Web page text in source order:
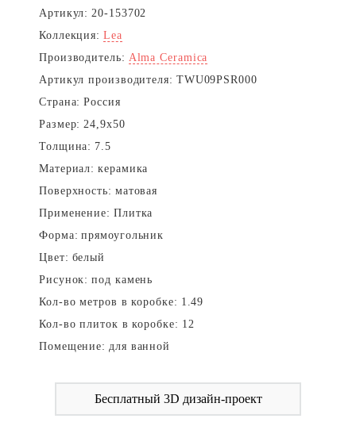
Артикул: 20-153702
Коллекция: Lea
Производитель: Alma Ceramica
Артикул производителя: TWU09PSR000
Страна: Россия
Размер: 24,9x50
Толщина: 7.5
Материал: керамика
Поверхность: матовая
Применение: Плитка
Форма: прямоугольник
Цвет: белый
Рисунок: под камень
Кол-во метров в коробке: 1.49
Кол-во плиток в коробке: 12
Помещение: для ванной
Бесплатный 3D дизайн-проект